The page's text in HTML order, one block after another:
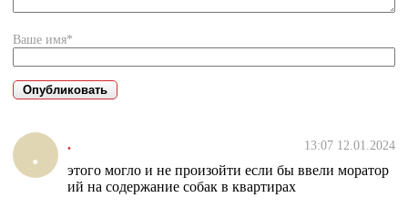
Ваше имя*
. . 13:07 12.01.2024
этого могло и не произойти если бы ввели моратор
ий на содержание собак в квартирах